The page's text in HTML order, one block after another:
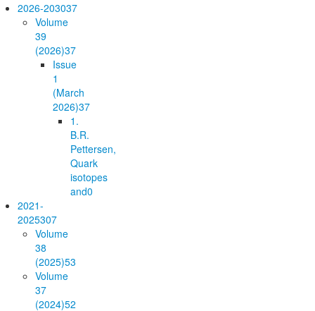
2026-203037
Volume
39
(2026)37
Issue
1
(March
2026)37
1.
B.R.
Pettersen,
Quark
isotopes
and0
2021-
2025307
Volume
38
(2025)53
Volume
37
(2024)52